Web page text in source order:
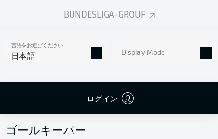
BUNDESLIGA-GROUP
言語をお選びください
日本語 Display Mode
ログイン
Daniel Heuer Fernandes
ゴールキーパー